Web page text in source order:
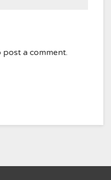
post a comment.